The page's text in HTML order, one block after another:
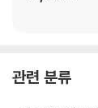
관련 분류